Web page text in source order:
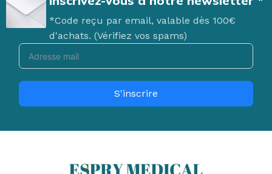
*Code reçu par email, valable dès 100€
d'achats. (Vérifiez vos spams)
S'inscrire